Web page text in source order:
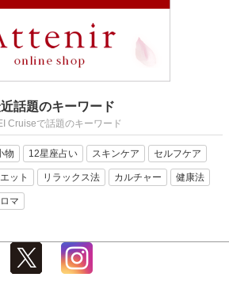
話題のキーワード
Cruiseで話題のキーワード
物 12星座占い スキンケア セルフケア
ット リラックス法 カルチャー 健康法
マ